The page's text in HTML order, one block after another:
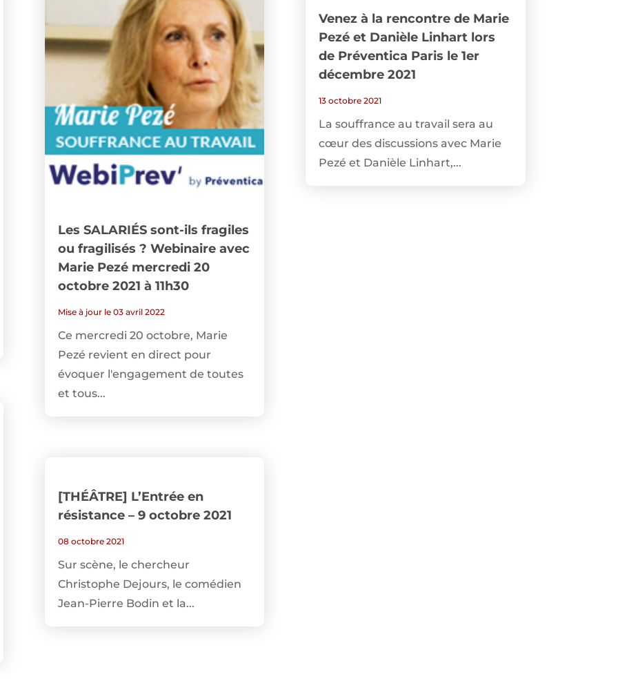
Les SALARIÉS sont-ils fragiles
ou fragilisés ? Webinaire avec
Marie Pezé mercredi 20
octobre 2021 à 11h30
Mise à jour le 03 avril 2022
Ce mercredi 20 octobre, Marie
Pezé revient en direct pour
évoquer l'engagement de toutes
et tous...
[THÉÂTRE] L’Entrée en
résistance – 9 octobre 2021
08 octobre 2021
Sur scène, le chercheur
Christophe Dejours, le comédien
Jean-Pierre Bodin et la...
Venez à la rencontre de Marie
Pezé et Danièle Linhart lors
de Préventica Paris le 1er
décembre 2021
13 octobre 2021
La souffrance au travail sera au
cœur des discussions avec Marie
Pezé et Danièle Linhart,...